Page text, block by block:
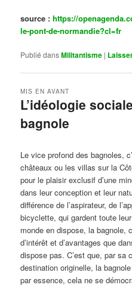
source :https://
le-pont-de-normandie?cl=fr
Publié dansMilitantisme |
L’idéologie
bagnole
MIS EN AVANT
Le vice profond des bagnoles,
châteaux ou les villas sur la
pour le plaisir exclusif d’une
dans leur conception et leur
différence de l’aspirateur, de
bicyclette, qui gardent toute
monde en dispose, la bagnole,
d’intérêt et d’avantages que
dispose pas. C’est que, par sa
destination originelle, la
par essence, cela ne se